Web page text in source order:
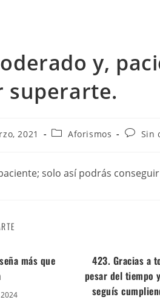
y,
superarte.
2021 Aforismos Sin
solo así podrás
más que
423. Gracias a
pesar del tiempo
seguís